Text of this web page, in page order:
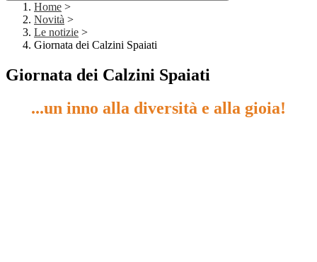
Home >
Novità >
Le notizie >
Giornata dei Calzini Spaiati
Giornata dei Calzini Spaiati
...un inno alla diversità e alla gioia!